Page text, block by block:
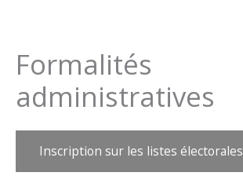
Formalités
administratives
Inscription sur les listes électorales